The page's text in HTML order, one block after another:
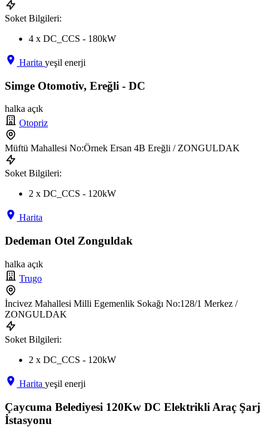
Soket Bilgileri:
4 x DC_CCS - 180kW
Harita yeşil enerji
Simge Otomotiv, Ereğli - DC
halka açık
Otopriz
Müftü Mahallesi No:Örnek Ersan 4B Ereğli / ZONGULDAK
Soket Bilgileri:
2 x DC_CCS - 120kW
Harita
Dedeman Otel Zonguldak
halka açık
Trugo
İncivez Mahallesi Milli Egemenlik Sokağı No:128/1 Merkez /
ZONGULDAK
Soket Bilgileri:
2 x DC_CCS - 120kW
Harita yeşil enerji
Çaycuma Belediyesi 120Kw DC Elektrikli Araç Şarj
İstasyonu